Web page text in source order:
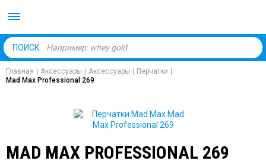
ПОИСК
Главная Аксессуары Аксессуары Перчатки
Mad Max Professional 269
MAD MAX PROFESSIONAL 269